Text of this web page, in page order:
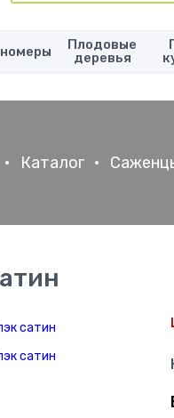
Плодовые
деревья
• Каталог •